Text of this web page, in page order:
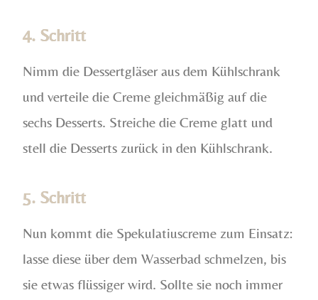
4. Schritt
Nimm die Dessertgläser aus dem Kühlschrank
und verteile die Creme gleichmäßig auf die
sechs Desserts. Streiche die Creme glatt und
stell die Desserts zurück in den Kühlschrank.
5. Schritt
Nun kommt die Spekulatiuscreme zum Einsatz:
lasse diese über dem Wasserbad schmelzen, bis
sie etwas flüssiger wird. Sollte sie noch immer